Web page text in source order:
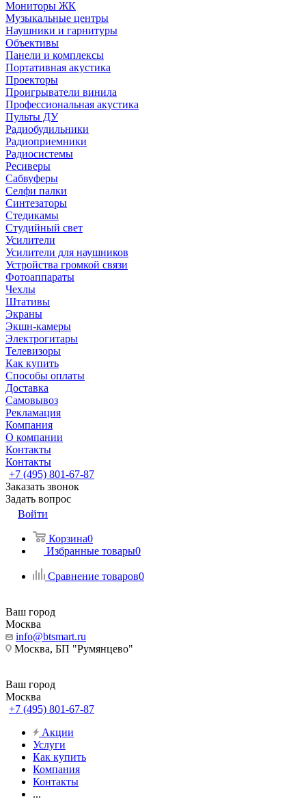
Мониторы ЖК
Музыкальные центры
Наушники и гарнитуры
Объективы
Панели и комплексы
Портативная акустика
Проекторы
Проигрыватели винила
Профессиональная акустика
Пульты ДУ
Радиобудильники
Радиоприемники
Радиосистемы
Ресиверы
Сабвуферы
Селфи палки
Синтезаторы
Стедикамы
Студийный свет
Усилители
Усилители для наушников
Устройства громкой связи
Фотоаппараты
Чехлы
Штативы
Экраны
Экшн-камеры
Электрогитары
Телевизоры
Как купить
Способы оплаты
Доставка
Самовывоз
Рекламация
Компания
О компании
Контакты
Контакты
+7 (495) 801-67-87
Заказать звонок
Задать вопрос
Войти
Корзина0
Избранные товары0
Сравнение товаров0
Ваш город
Москва
info@btsmart.ru
Москва, БП "Румянцево"
Ваш город
Москва
+7 (495) 801-67-87
Акции
Услуги
Как купить
Компания
Контакты
...